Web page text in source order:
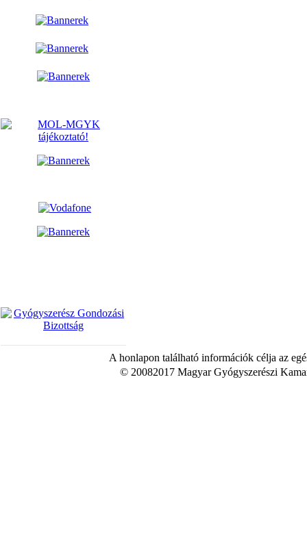
A honlapon található információk célja az
© 20082017 Magyar Gyógyszerészi